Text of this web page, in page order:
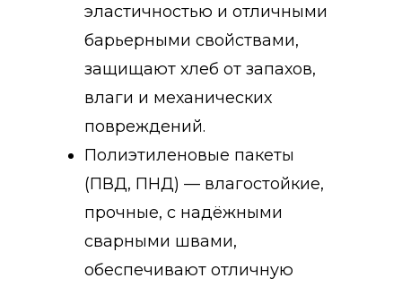
эластичностью и отличными
барьерными свойствами,
защищают хлеб от запахов,
влаги и механических
повреждений.
Полиэтиленовые пакеты
(ПВД, ПНД) — влагостойкие,
прочные, с надёжными
сварными швами,
обеспечивают отличную